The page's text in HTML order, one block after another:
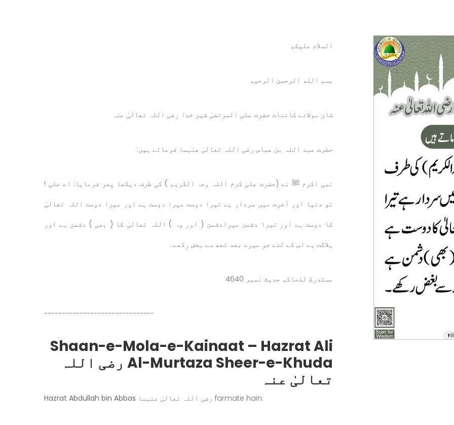
السلام عليكم
بسم الله الرحمن الرحيم
شان مولائے کائنات حضرت علی المرتضیٰ شیر خدا رضی اللہ تعالیٰ عنہ
حضرت عبد اللہ بن عباس رضی اللہ تعالیٰ عنہما فرماتے ہیں:
نبی اکرم ﷺنے (حضرت علی کرم اللہ وجہ الکریم ) کی طرف دیکھا پھر فرمایا: اے علی !
تو دنیا اور آخرت میں سردار ہے تیرا دوست میرا دوست ہے اور میرا دوست اللہ تعالیٰ
کا دوست ہے اور تیرا دشمن میرادشمن ( اور وہ ) اللہ تعالیٰ کا ( بھی ) دشمن ہے اور
ہلاکت ہے اس کے لئے جو میرے بعد تجھ سے بغض رکھے۔
مستدرک للحاکم حدیث نمبر 4640
-------------------------------
Shaan-e-Mola-e-Kainaat – Hazrat Ali
Al-Murtaza Sheer-e-Khuda رضی اللہ
تعالیٰ عنہ
Hazrat Abdullah bin Abbas رضی اللہ تعالیٰ عنہما farmate hain: